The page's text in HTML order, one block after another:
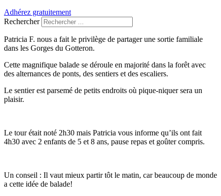
Adhérez gratuitement
Rechercher
Patricia F. nous a fait le privilège de partager une sortie familiale
dans les Gorges du Gotteron.
Cette magnifique balade se déroule en majorité dans la forêt avec
des alternances de ponts, des sentiers et des escaliers.
Le sentier est parsemé de petits endroits où pique-niquer sera un
plaisir.
Le tour était noté 2h30 mais Patricia vous informe qu’ils ont fait
4h30 avec 2 enfants de 5 et 8 ans, pause repas et goûter compris.
Un conseil : Il vaut mieux partir tôt le matin, car beaucoup de monde
a cette idée de balade!